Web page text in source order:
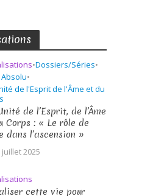
•Dossiers/Séries•
•
de l'Esprit de l'Âme et du
de l’Esprit, de l’Âme
Corps : « Le rôle de
dans l’ascension »
juillet 2025
cette vie pour